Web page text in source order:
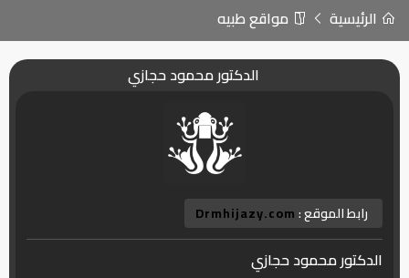
الرئيسية مواقع طبيه
الدكتور محمود حجازي
رابط الموقع :Drmhijazy.com
الدكتور محمود حجازي